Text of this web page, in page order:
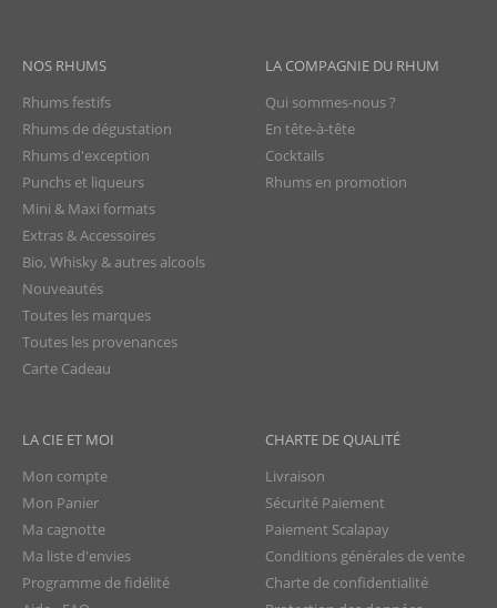
NOS RHUMS
Rhums festifs
Rhums de dégustation
Rhums d'exception
Punchs et liqueurs
Mini & Maxi formats
Extras & Accessoires
Bio, Whisky & autres alcools
Nouveautés
Toutes les marques
Toutes les provenances
Carte Cadeau
LA COMPAGNIE DU RHUM
Qui sommes-nous ?
En tête-à-tête
Cocktails
Rhums en promotion
LA CIE ET MOI
Mon compte
Mon Panier
Ma cagnotte
Ma liste d'envies
Programme de fidélité
CHARTE DE QUALITÉ
Livraison
Sécurité Paiement
Paiement Scalapay
Conditions générales de vente
Charte de confidentialité